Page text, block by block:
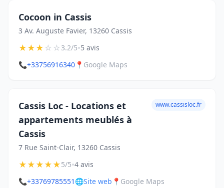
Cocoon in Cassis
3 Av. Auguste Favier, 13260 Cassis
★★★☆☆3.2/5•5 avis
📞+33756916340 📍 Google Maps
Cassis Loc - Locations et
appartements meublés à
Cassis
7 Rue Saint-Clair, 13260 Cassis
www.cassisloc.fr
★★★★★5/5•4 avis
📞+33769785551 🌐Site web 📍 Google Maps